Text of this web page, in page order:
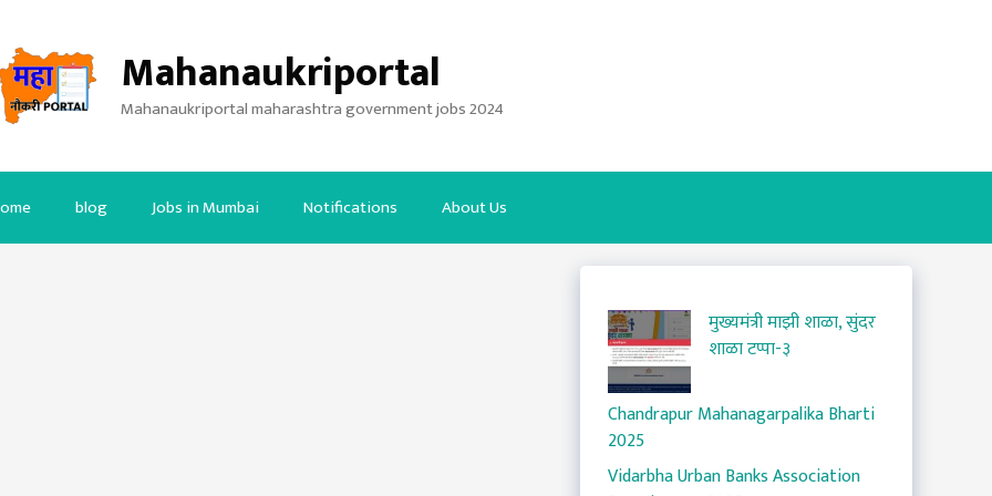
Mahanaukriportal
Mahanaukriportal maharashtra government jobs 2024
blog Jobs in Mumbai Notifications About Us
मुख्यमंत्री माझी शाळा, सुंदर
शाळा टप्पा-३
Chandrapur Mahanagarpalika Bharti
2025
Vidarbha Urban Banks Association